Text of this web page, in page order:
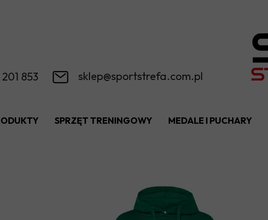
sklep@sportstrefa.com.pl
853
SPRZĘT TRENINGOWY MEDALE I PUCHARY